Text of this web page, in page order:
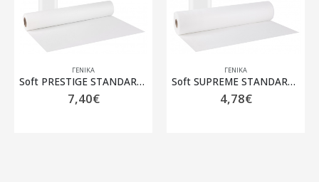
ΓΕΝΙΚΆ
Soft PRESTIGE STANDARD ρολό Non woven + Πλαστικό Λευκό – 58cm x 50m
7,40€
ΓΕΝΙΚΆ
Soft SUPREME STANDARD ρολό Non woven Λευκό 15gr – 58cm x 70m
4,78€